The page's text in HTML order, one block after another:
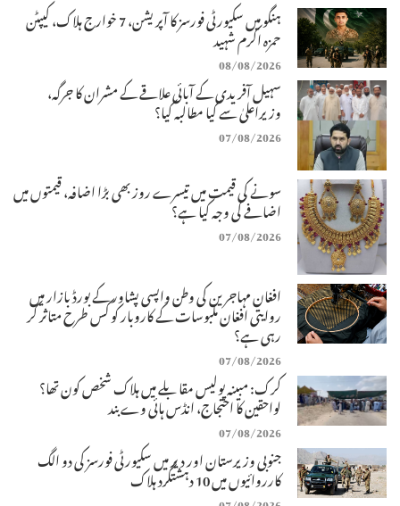
ہنگو میں سکیورٹی فورسز کا آپریشن، 7 خوارج ہلاک، کیپٹن
حمزہ اکرم شہید
08/08/2026
سہیل آفریدی کے آبائی علاقے کے مشران کا جرگہ،
وزیراعلیٰ سے کیا مطالبہ کیا؟
07/08/2026
سونے کی قیمت میں تیسرے روز بھی بڑا اضافہ، قیمتوں میں
اضافے کی وجہ کیا ہے؟
07/08/2026
افغان مہاجرین کی وطن واپسی پشاور کے بورڈ بازار میں
روایتی افغان ملبوسات کے کاروبار کو کس طرح متاثر کر
رہی ہے؟
07/08/2026
کرک: مبینہ پولیس مقابلے میں ہلاک شخص کون تھا؟
لواحقین کا احتجاج، انڈس ہائی وے بند
07/08/2026
جنوبی وزیرستان اور دیر میں سکیورٹی فورسز کی دو الگ
کارروائیوں میں 10 دہشتگرد ہلاک